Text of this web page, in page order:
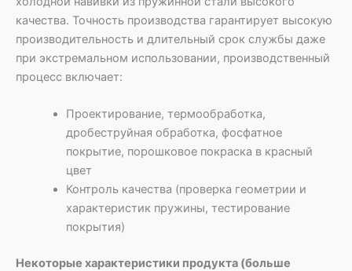
качества. Точность производства гарантирует высокую
производительность и длительный срок службы даже
при экстремальном использовании, производственный
процесс включает:
Проектирование, термообработка,
дробеструйная обработка, фосфатное
покрытие, порошковое покраска в красный
цвет
Контроль качества (проверка геометрии и
характеристик пружины, тестирование
покрытия)
Некоторые характеристики продукта (больше